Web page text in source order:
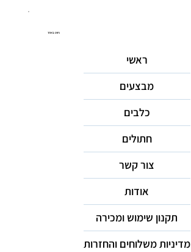
ניווט באתר
ראשי
מבצעים
כלבים
חתולים
צור קשר
אודות
תקנון שימוש ומכירה
מדיניות משלוחים והחזרות